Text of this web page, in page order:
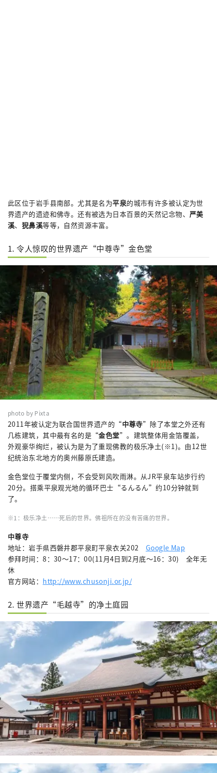
此区位于岩手县南部。尤其是名为平泉的城市有许多被认定为世
界遗产的遗迹和佛寺。还有被选为日本百景的天然记念物、 严美
溪、 猊鼻溪等等，自然资源丰富。
1. 令人惊叹的世界遗产“中尊寺”金色堂
photo by Pixta
2011年被认定为联合国世界遗产的“中尊寺”除了本堂之外还有
几栋建筑，其中最有名的是“金色堂”。建筑整体用金箔覆盖，
外观豪华绚烂，被认为是为了重现佛教的极乐净土(※1)。由12世
纪统治东北地方的奥州藤原氏建造。
金色堂位于覆堂内侧，不会受到风吹雨淋。从JR平泉车站步行约
20分。搭乘平泉观光地的循环巴士“るんるん”约10分钟就到
了。
※1：极乐净土……死后的世界。佛祖所在的没有苦痛的世界。
中尊寺
地址：岩手県西磐井郡平泉町平泉衣关202 Google Map
参拜时间：8：30～17：00(11月4日到2月底～16：30) 全年无
休
官方网站： http://www.chusonji.or.jp/
2. 世界遗产“毛越寺”的净土庭园